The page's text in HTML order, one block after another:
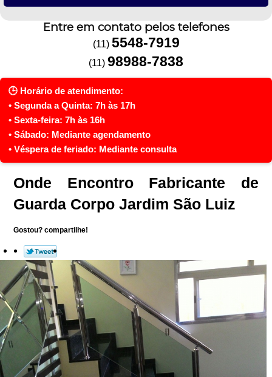
Entre em contato pelos telefones
(11) 5548-7919
(11) 98988-7838
Onde Encontro Fabricante de
Guarda Corpo Jardim São Luiz
Gostou? compartilhe!